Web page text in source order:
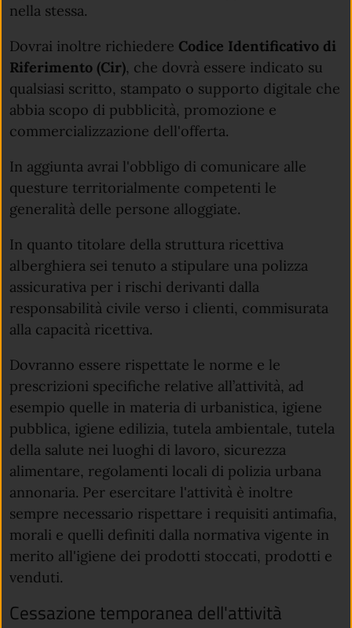
nella stessa.
Dovrai inoltre richiedere Codice Identificativo di
Riferimento (Cir), che dovrà essere indicato su
qualsiasi scritto, stampato o supporto digitale che
abbia scopo di pubblicità, promozione e
commercializzazione dell'offerta.
In aggiunta avrai l'obbligo di comunicare alle
questure territorialmente competenti le
generalità delle persone alloggiate.
In quanto titolare della struttura ricettiva
alberghiera sei tenuto a stipulare una polizza
assicurativa per i rischi derivanti dalla
responsabilità civile verso i clienti, commisurata
alla capacità ricettiva.
Dovranno essere rispettate le norme e le
prescrizioni specifiche relative all’attività, ad
esempio quelle in materia di urbanistica, igiene
pubblica, igiene edilizia, tutela ambientale, tutela
della salute nei luoghi di lavoro, sicurezza
alimentare, regolamenti locali di polizia urbana
annonaria. Per esercitare l'attività è inoltre
sempre necessario rispettare i requisiti antimafia,
morali e quelli definiti dalla normativa vigente in
merito all'igiene dei prodotti stoccati, prodotti e
venduti.
Cessazione temporanea dell'attività